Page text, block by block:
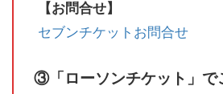
【お問合せ】
セブンチケットお問合せ
③「ローソンチケット」で